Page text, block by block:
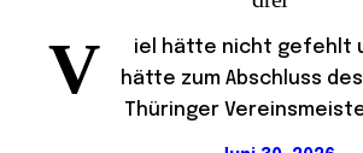
V
iel hätte nicht gefehlt
hätte zum Abschluss
Thüringer